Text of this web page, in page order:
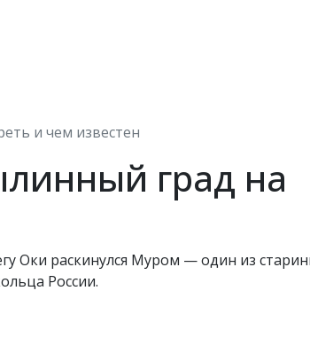
и чем известен
град на
Оки раскинулся Муром — один из
России.